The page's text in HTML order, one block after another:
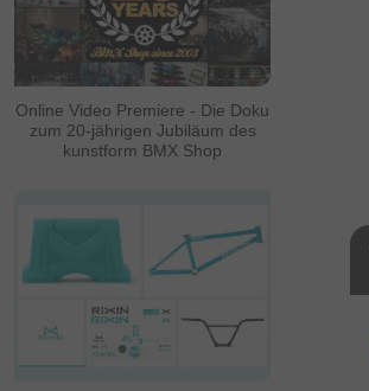
Online Video Premiere - Die Doku
zum 20-jährigen Jubiläum des
kunstform BMX Shop